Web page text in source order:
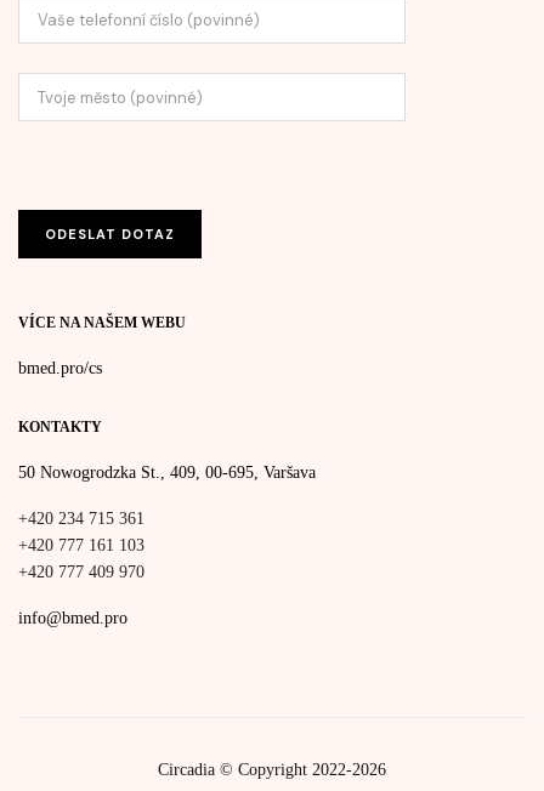
VÍCE NA NAŠEM WEBU
bmed.pro/cs
KONTAKTY
50 Nowogrodzka St., 409, 00-695, Varšava
+420 234 715 361
+420 777 161 103
+420 777 409 970
info@bmed.pro
Circadia © Copyright 2022-2026